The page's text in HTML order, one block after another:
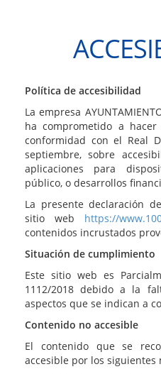
Política de accesibilidad
La empresa
ha comprometido a
conformidad con el Real
septiembre, sobre
aplicaciones para
público, o desarrollos
La presente declaración
sitio web https://
contenidos incrustados
Situación de cumplimiento
Este sitio web es
1112/2018 debido a la
aspectos que se indican a
Contenido no accesible
El contenido que se
accesible por los siguientes